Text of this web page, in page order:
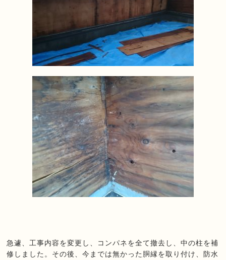
急遽、工事内容を変更し、コンパネを全て撤去し、中の柱を補
修しました。その後、今までは無かった胴縁を取り付け、防水